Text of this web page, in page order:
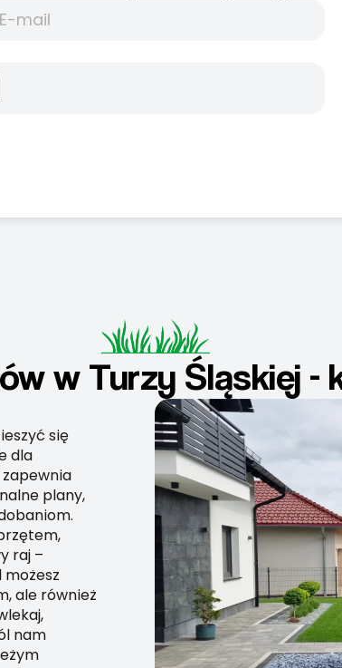
w Turzy Śląskiej -
się
dla
plany,
raj –
ale również
nam